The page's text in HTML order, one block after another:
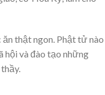
thật ngon. Phật tử nào
hội và đào tạo những